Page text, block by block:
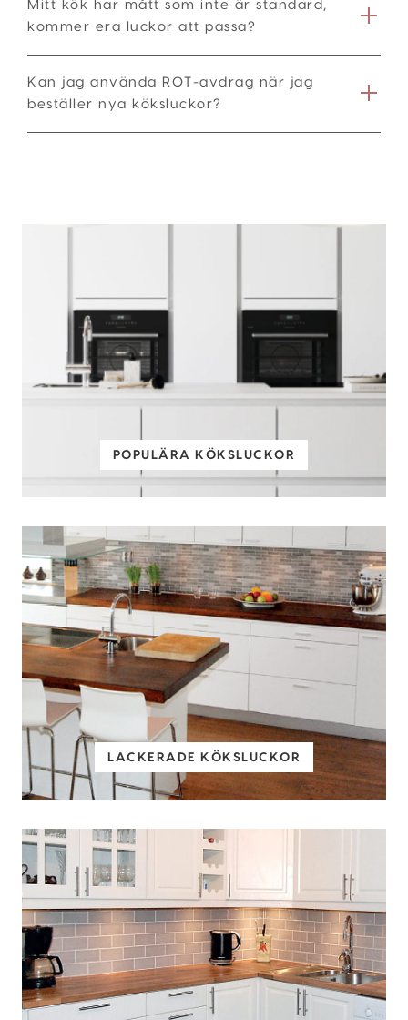
Mitt kök har mått som inte är standard,
kommer era luckor att passa?
Kan jag använda ROT-avdrag när jag
beställer nya köksluckor?
POPULÄRA KÖKSLUCKOR
LACKERADE KÖKSLUCKOR